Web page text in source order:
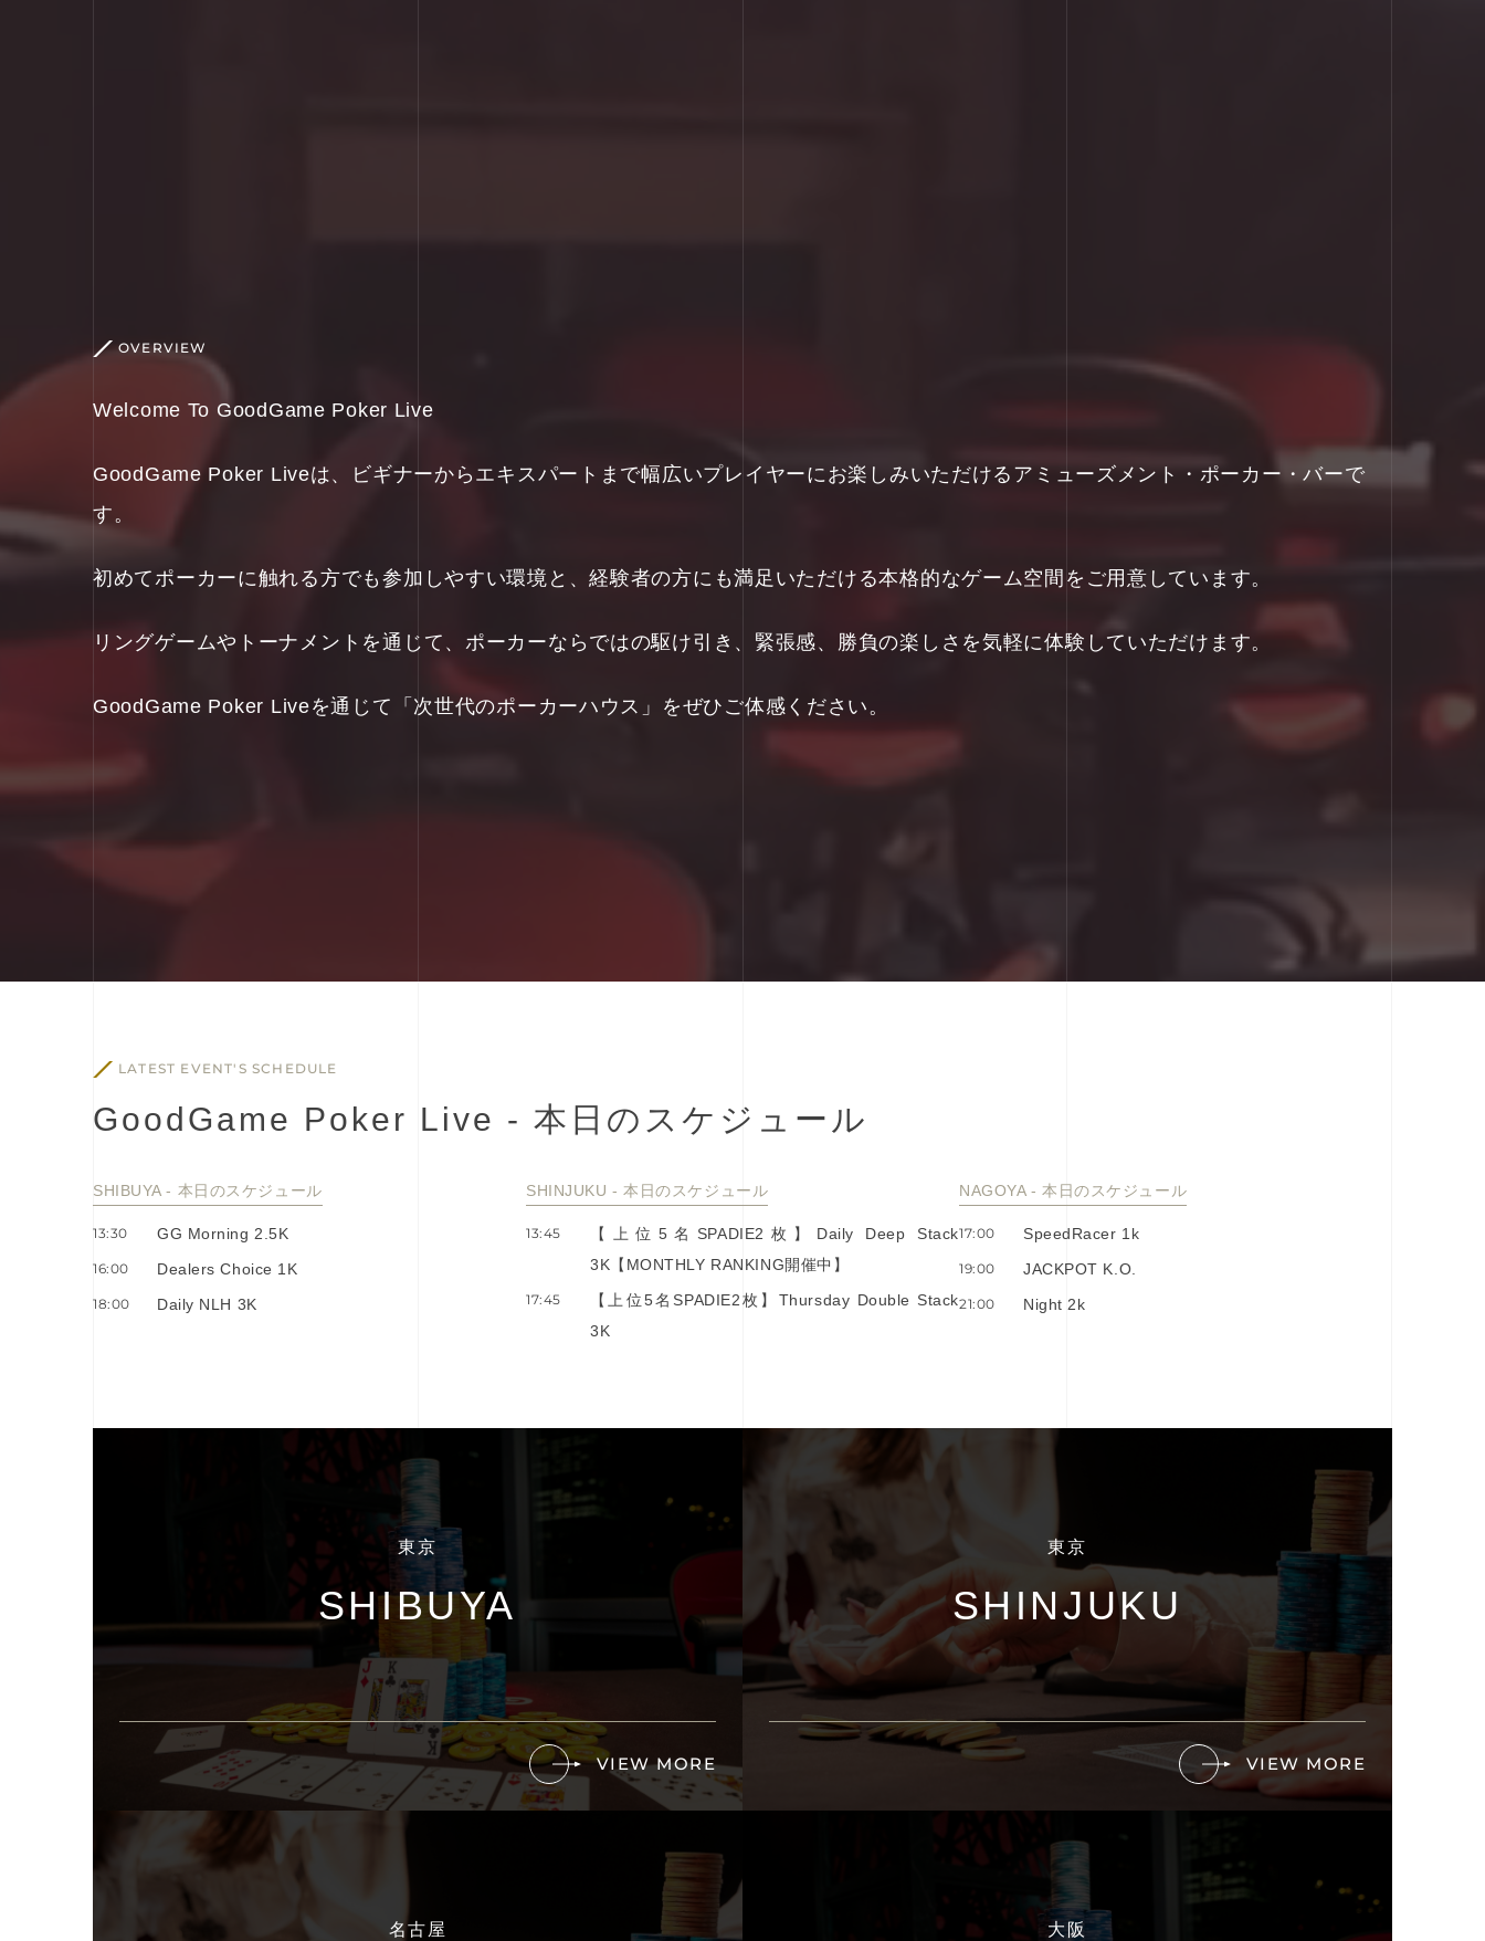
OVERVIEW
Welcome To GoodGame Poker Live
GoodGame Poker Liveは、ビギナーからエキスパートまで幅広いプレイヤーにお楽しみいただけるアミューズメント・ポーカー・バーで
す。
初めてポーカーに触れる方でも参加しやすい環境と、経験者の方にも満足いただける本格的なゲーム空間をご用意しています。
リングゲームやトーナメントを通じて、ポーカーならではの駆け引き、緊張感、勝負の楽しさを気軽に体験していただけます。
GoodGame Poker Liveを通じて「次世代のポーカーハウス」をぜひご体感ください。
LATEST EVENT'S SCHEDULE
Good Game Po ker Live - 本 ⽇ の ス ケ ジ ュ ー ル
SHIBUYA - 本⽇のスケジュール
13:30 GG Morning 2.5K
16:00 Dealers Choice 1K
18:00 Daily NLH 3K
SHINJUKU - 本⽇のスケジュール
13:45
【上位5名SPADIE2枚】Daily Deep Stack
3K【MONTHLY RANKING開催中】
17:45
【上位5名SPADIE2枚】Thursday Double Stack
3K
NAGOYA - 本⽇のスケジュール
17:00 SpeedRacer 1k
19:00 JACKPOT K.O.
21:00 Night 2k
東京
SHIBUYA
VIEW MORE
東京
SHINJUKU
VIEW MORE
名古屋 大阪